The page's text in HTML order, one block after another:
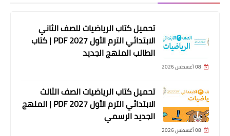
تحميل كتاب الرياضيات للصف الثاني
الابتدائي الترم الأول 2027 PDF | كتاب
الطالب المنهج الجديد
08 أغسطس 2026
تحميل كتاب الرياضيات الصف الثالث
الابتدائي الترم الأول 2027 PDF | المنهج
الجديد الرسمي
08 أغسطس 2026